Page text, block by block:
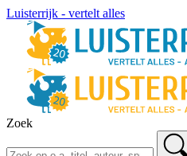
Luisterrijk - vertelt alles
Zoek